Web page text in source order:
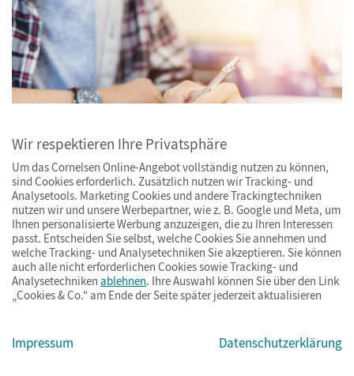
Bild: Shutterstock.com/panitanphoto
Zu den Unterrichtsmaterialien eines Fachs sollten
auch spezielle Prüfungstrainer gehören, die bei der
Prüfungsvorbereitung unterstützen. Die meisten
Arbeitshefte
oder -bücher. Nachfolgend stellen wir
Wir respektieren Ihre Privatsphäre
Um das Cornelsen Online-Angebot vollständig nutzen zu können,
sind Cookies erforderlich. Zusätzlich nutzen wir Tracking- und
Analysetools. Marketing Cookies und andere Trackingtechniken
nutzen wir und unsere Werbepartner, wie z. B. Google und Meta, um
Ihnen personalisierte Werbung anzuzeigen, die zu Ihren Interessen
passt. Entscheiden Sie selbst, welche Cookies Sie annehmen und
welche Tracking- und Analysetechniken Sie akzeptieren. Sie können
auch alle nicht erforderlichen Cookies sowie Tracking- und
Analysetechniken ablehnen. Ihre Auswahl können Sie über den Link
„Cookies & Co.“ am Ende der Seite später jederzeit aktualisieren
Impressum Datenschutzerklärung